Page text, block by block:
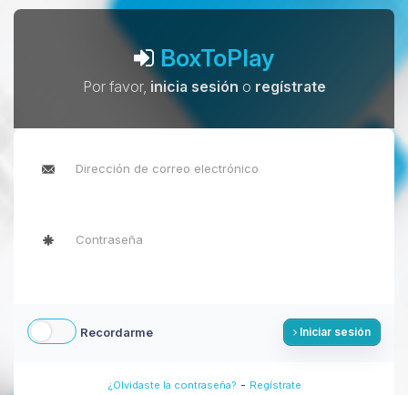
BoxToPlay
Por favor, inicia sesión o regístrate
Recordarme Iniciar sesión
¿Olvidaste la contraseña? - Regístrate